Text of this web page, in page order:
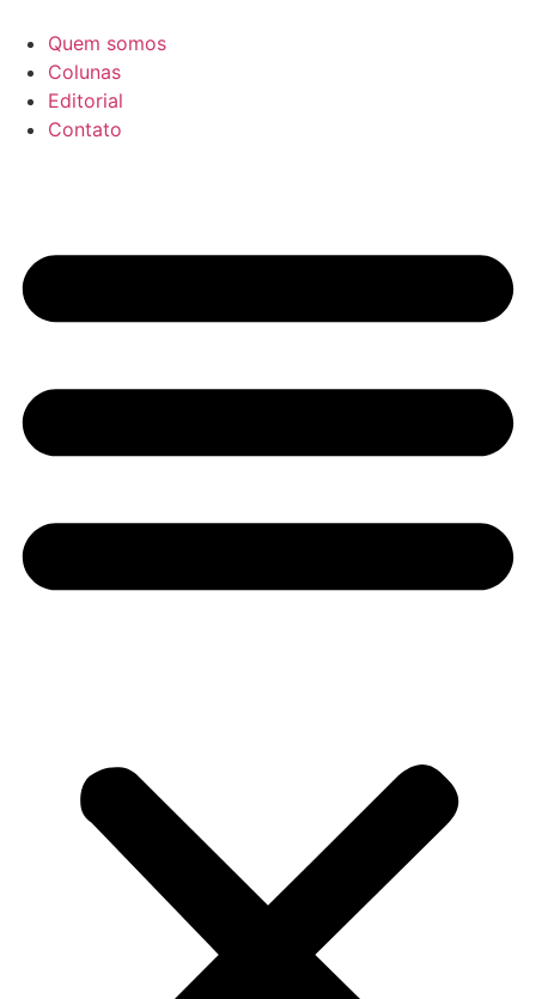
para
conteúdo
Quem somos
Colunas
Editorial
Contato